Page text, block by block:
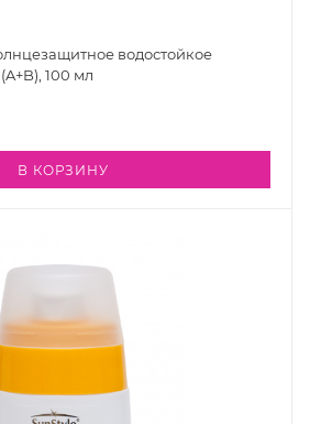
водостойкое
100 мл
В КОРЗИНУ